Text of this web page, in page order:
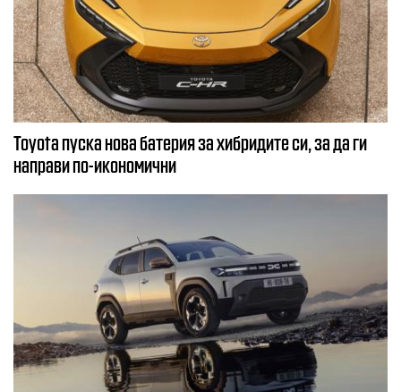
Toyota пуска нова батерия за хибридите си, за да ги
направи по-икономични